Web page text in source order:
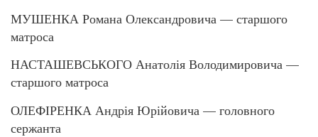
МУШЕНКА Романа Олександровича — старшого
матроса
НАСТАШЕВСЬКОГО Анатолія Володимировича —
старшого матроса
ОЛЕФІРЕНКА Андрія Юрійовича — головного
сержанта